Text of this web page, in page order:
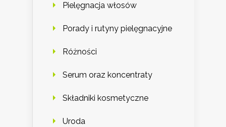
Pielęgnacja włosów
Porady i rutyny pielęgnacyjne
Różności
Serum oraz koncentraty
Składniki kosmetyczne
Uroda